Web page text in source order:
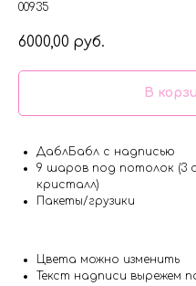
00935
6000,00 руб.
В
ДаблБабл с надписью
9 шаров под потолок (3
кристалл)
Пакеты/грузики
Цвета можно изменить
Текст надписи вырежем